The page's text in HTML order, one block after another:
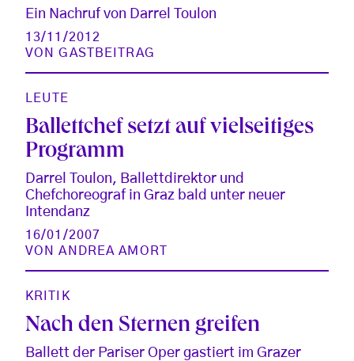
Ein Nachruf von Darrel Toulon
13/11/2012
VONGASTBEITRAG
LEUTE
Ballettchef setzt auf vielseitiges
Programm
Darrel Toulon, Ballettdirektor und
Chefchoreograf in Graz bald unter neuer
Intendanz
16/01/2007
VONANDREA AMORT
KRITIK
Nach den Sternen greifen
Ballett der Pariser Oper gastiert im Grazer